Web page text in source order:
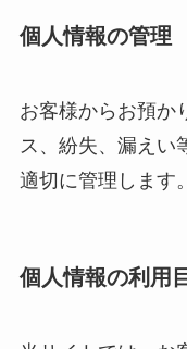
個人情報の管理
お客様からお預か
ス、紛失、漏えい
適切に管理します。
個人情報の利用